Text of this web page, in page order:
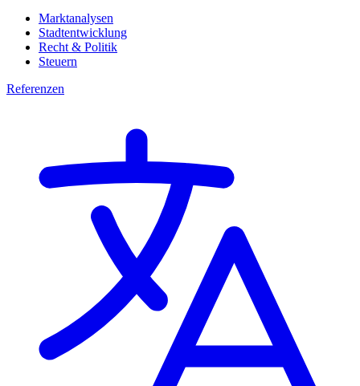
Marktanalysen
Stadtentwicklung
Recht & Politik
Steuern
Referenzen